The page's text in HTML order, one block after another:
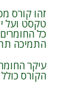
זהו קורס
טקסט ועל
כל החומרים
התמיכה
עיקר
הקורס